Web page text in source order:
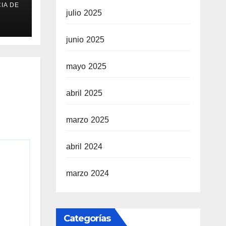
DE
julio 2025
junio 2025
mayo 2025
abril 2025
marzo 2025
abril 2024
marzo 2024
Categorías